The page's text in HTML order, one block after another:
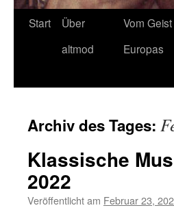
Start
Über
altmod
Vom Geist
Europas
Archiv des Tages:
Klassische
2022
Veröffentlicht am Februar 23,